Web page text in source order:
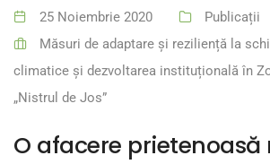
25 Noiembrie 2020
Publicații
Măsuri de adaptare și reziliență la
climatice și dezvoltarea instituțională în
„Nistrul de Jos”
O afacere